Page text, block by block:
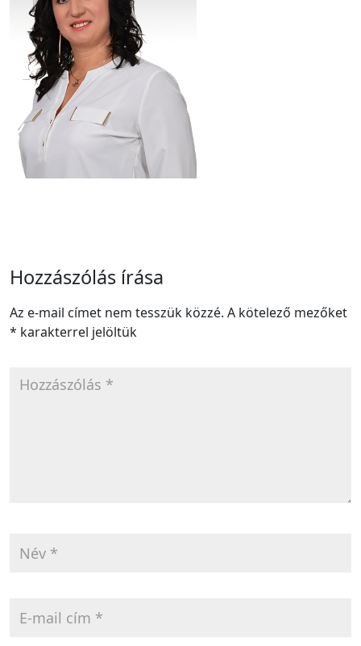
Hozzászólás írása
Az e-mail címet nem tesszük közzé. A kötelező mezőket
* karakterrel jelöltük